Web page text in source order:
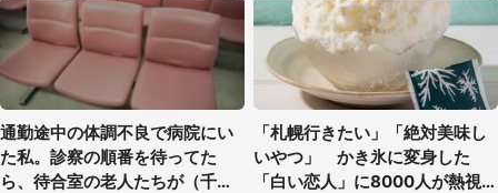
通勤途中の体調不良で病院にい
た私。診察の順番を待ってた
ら、待合室の老人たちが（千葉
「札幌行きたい」「絶対美味し
いやつ」 かき氷に変身した
「白い恋人」に8000人が熱視